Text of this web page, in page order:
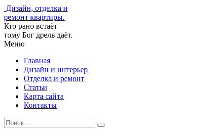
Дизайн, отделка и
ремонт квартиры.
Кто рано встаёт —
тому Бог дрель даёт.
Меню
Главная
Дизайн и интерьер
Отделка и ремонт
Статьи
Карта сайта
Контакты